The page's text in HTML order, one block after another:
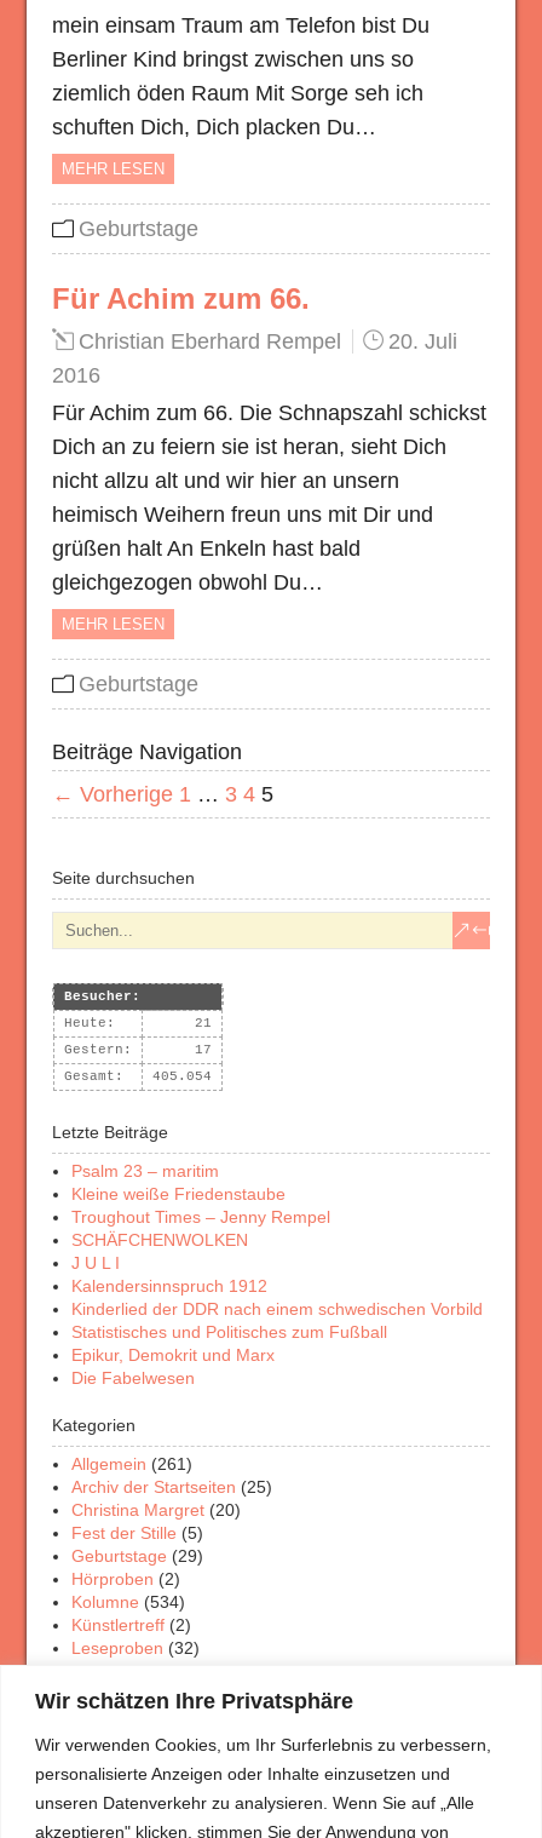
Wir schätzen Ihre Privatsphäre
Wir verwenden Cookies, um Ihr Surferlebnis zu verbessern,
personalisierte Anzeigen oder Inhalte einzusetzen und
unseren Datenverkehr zu analysieren. Wenn Sie auf „Alle
akzeptieren" klicken, stimmen Sie der Anwendung von
mein einsam Traum am Telefon bist Du
Berliner Kind bringst zwischen uns so
ziemlich öden Raum Mit Sorge seh ich
schuften Dich, Dich placken Du…
MEHR LESEN
Geburtstage
Für Achim zum 66.
Christian Eberhard Rempel
20. Juli
2016
Für Achim zum 66. Die Schnapszahl schickst
Dich an zu feiern sie ist heran, sieht Dich
nicht allzu alt und wir hier an unsern
heimisch Weihern freun uns mit Dir und
grüßen halt An Enkeln hast bald
gleichgezogen obwohl Du…
MEHR LESEN
Geburtstage
Beiträge Navigation
← Vorherige 1 … 3 4 5
Seite durchsuchen
Besucher:
Heute:
21
Gestern:
17
Gesamt:
405.054
Letzte Beiträge
Psalm 23 – maritim
Kleine weiße Friedenstaube
Troughout Times – Jenny Rempel
SCHÄFCHENWOLKEN
J U L I
Kalendersinnspruch 1912
Kinderlied der DDR nach einem schwedischen Vorbild
Statistisches und Politisches zum Fußball
Epikur, Demokrit und Marx
Die Fabelwesen
Kategorien
Allgemein (261)
Archiv der Startseiten (25)
Christina Margret(20)
Fest der Stille (5)
Geburtstage (29)
Hörproben (2)
Kolumne (534)
Künstlertreff(2)
Leseproben (32)
Porträt Rätsel (12)
Theaterschaffen(3)
Wanderungen(5)
Meist gelesen